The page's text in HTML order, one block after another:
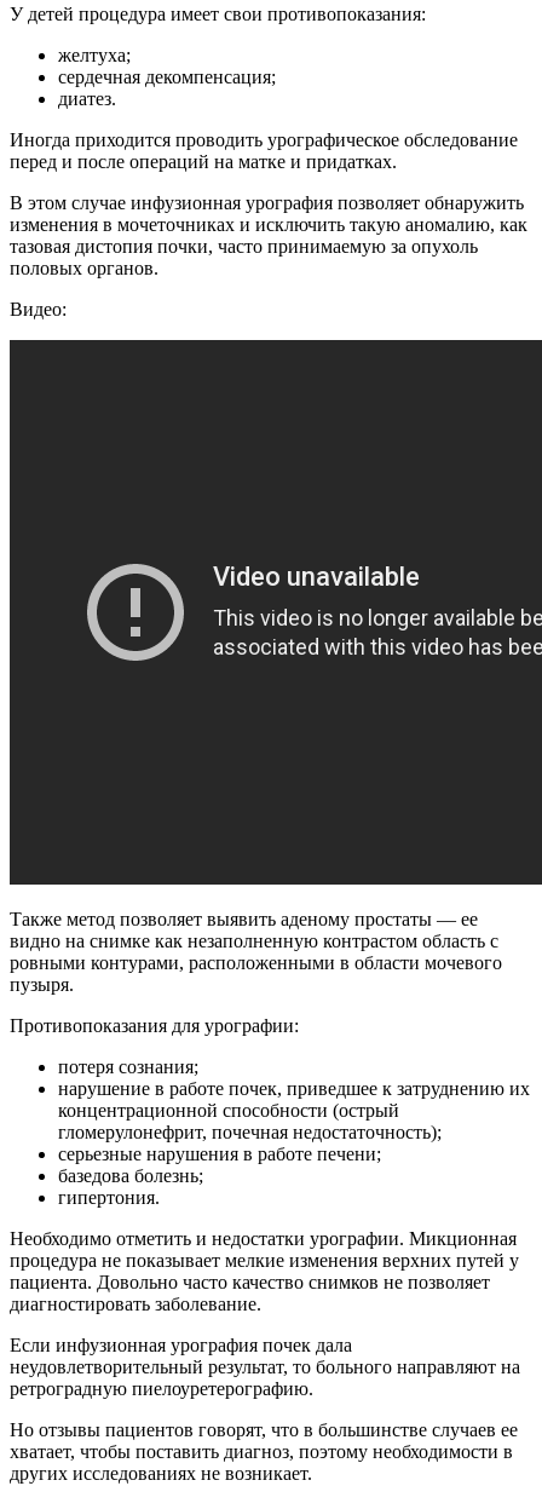
У детей процедура имеет свои противопоказания:
желтуха;
сердечная декомпенсация;
диатез.
Иногда приходится проводить урографическое обследование
перед и после операций на матке и придатках.
В этом случае инфузионная урография позволяет обнаружить
изменения в мочеточниках и исключить такую аномалию, как
тазовая дистопия почки, часто принимаемую за опухоль
половых органов.
Видео:
Также метод позволяет выявить аденому простаты — ее
видно на снимке как незаполненную контрастом область с
ровными контурами, расположенными в области мочевого
пузыря.
Противопоказания для урографии:
потеря сознания;
нарушение в работе почек, приведшее к затруднению их
концентрационной способности (острый
гломерулонефрит, почечная недостаточность);
серьезные нарушения в работе печени;
базедова болезнь;
гипертония.
Необходимо отметить и недостатки урографии. Микционная
процедура не показывает мелкие изменения верхних путей у
пациента. Довольно часто качество снимков не позволяет
диагностировать заболевание.
Если инфузионная урография почек дала
неудовлетворительный результат, то больного направляют на
ретроградную пиелоуретерографию.
Но отзывы пациентов говорят, что в большинстве случаев ее
хватает, чтобы поставить диагноз, поэтому необходимости в
других исследованиях не возникает.